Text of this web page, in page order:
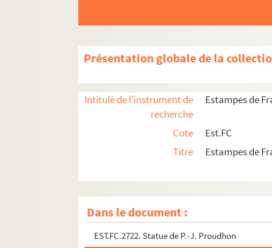
Présentation globale de la
Intitulé de l'instrument de
recherche
Estampes de
Cote
Est.FC
Titre
Estampes de
Dans le document :
EST.FC.2706. Concours du monument
EST.FC.2707. Concours du monument
EST.FC.2708. Concours du monument
EST.FC.2709. Concours du monument
EST.FC.2710. Concours du monument
EST.FC.2719. Maison natale de Proudhon
EST.FC.2720. Maison natale de Proudhon
EST.FC.2713. Maison natale de Proudhon
EST.FC.2721. Statue de P.-J. Proudhon
EST.FC.2722. Statue de P.-J. Proudhon